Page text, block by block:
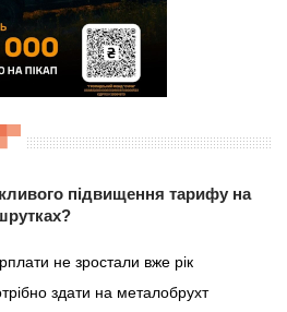
підвищення тарифу на
не зростали вже рік
здати на металобрухт